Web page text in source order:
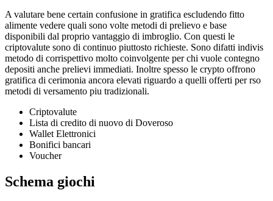
A valutare bene certain confusione in gratifica escludendo fitto
alimente vedere quali sono volte metodi di prelievo e base
disponibili dal proprio vantaggio di imbroglio. Con questi le
criptovalute sono di continuo piuttosto richieste. Sono difatti indivis
metodo di corrispettivo molto coinvolgente per chi vuole contegno
depositi anche prelievi immediati. Inoltre spesso le crypto offrono
gratifica di cerimonia ancora elevati riguardo a quelli offerti per rso
metodi di versamento piu tradizionali.
Criptovalute
Lista di credito di nuovo di Doveroso
Wallet Elettronici
Bonifici bancari
Voucher
Schema giochi